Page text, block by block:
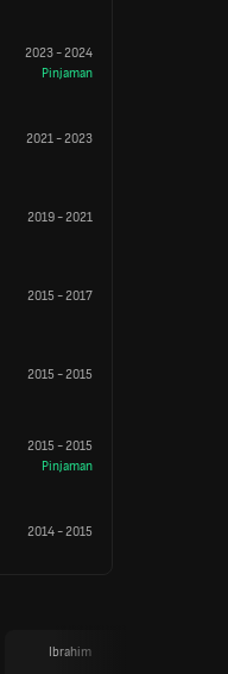
2023-2024
Pinjaman
2021-2023
2019-2021
2015 -2017
2015 -2015
2015 -2015
Pinjaman
2014-2015
Ibrahim